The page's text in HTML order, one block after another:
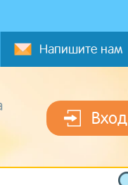
Напишите нам
Вход